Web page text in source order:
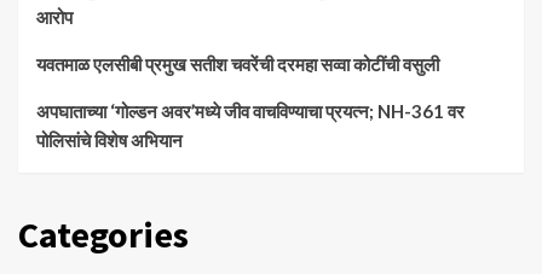
आरोप
यवतमाळ एलसीबी प्रमुख सतीश चवरेंची दरमहा सव्वा कोटींची वसुली
अपघाताच्या ‘गोल्डन अवर’मध्ये जीव वाचविण्याचा प्रयत्न; NH-361 वर
पोलिसांचे विशेष अभियान
Categories